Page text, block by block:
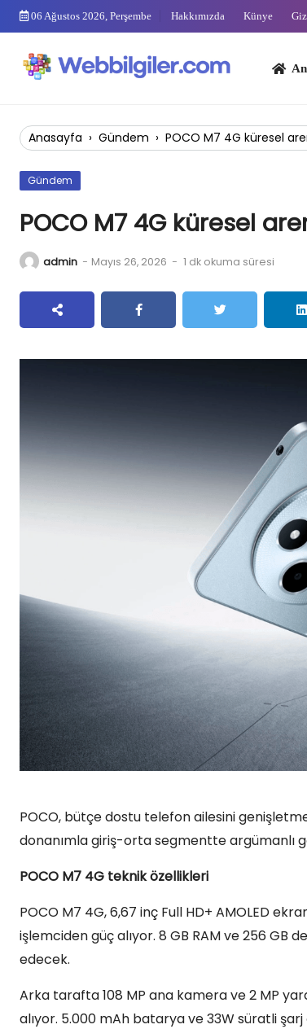
Skip
06 Ağustos 2026, Perşembe Hakkımızda Künye
Anasayfa
Anasayfa › Gündem › POCO M7 4G küresel
Gündem
POCO M7 4G küresel
admin - Mayıs 26, 2026 - 1 dk okuma süresi
POCO, bütçe dostu telefon ailesini
donanımla giriş-orta segmentte argümanlı
POCO M7 4G teknik özellikleri
POCO M7 4G, 6,67 inç Full HD+ AMOLED
işlemciden güç alıyor. 8 GB RAM ve 256 GB
edecek.
Arka tarafta 108 MP ana kamera ve 2 MP
alıyor. 5.000 mAh batarya ve 33W süratli